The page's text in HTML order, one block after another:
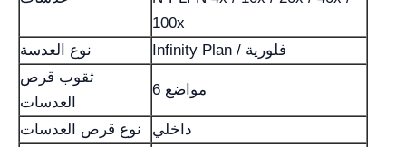
100x
نوع العدسة
Infinity Plan / فلورية
ثقوب قرص
العدسات
6 مواضع
نوع قرص العدسات
داخلي